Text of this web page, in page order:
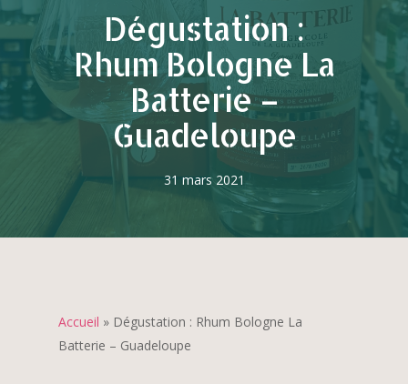
Dégustation :
Rhum Bologne La
Batterie –
Guadeloupe
31 mars 2021
Accueil » Dégustation : Rhum Bologne La
Batterie – Guadeloupe